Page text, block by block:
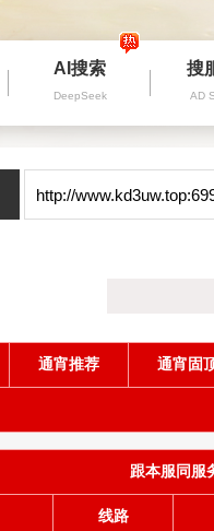
AI搜索
DeepSeek
搜
AD
通宵推荐 通宵固
跟本服同服
线路